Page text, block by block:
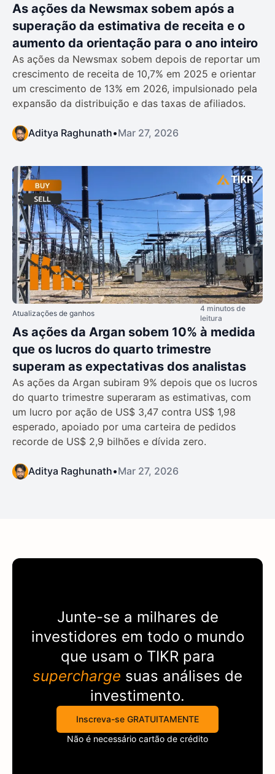
As ações da Newsmax sobem após a
superação da estimativa de receita e o
aumento da orientação para o ano inteiro
As ações da Newsmax sobem depois de reportar um
crescimento de receita de 10,7% em 2025 e orientar
um crescimento de 13% em 2026, impulsionado pela
expansão da distribuição e das taxas de afiliados.
Aditya Raghunath•Mar 27, 2026
Atualizações de ganhos
4 minutos de
leitura
As ações da Argan sobem 10% à medida
que os lucros do quarto trimestre
superam as expectativas dos analistas
As ações da Argan subiram 9% depois que os lucros
do quarto trimestre superaram as estimativas, com
um lucro por ação de US$ 3,47 contra US$ 1,98
esperado, apoiado por uma carteira de pedidos
recorde de US$ 2,9 bilhões e dívida zero.
Aditya Raghunath•Mar 27, 2026
Junte-se a milhares de
investidores em todo o mundo
que usam o TIKRpara
supercharge suas análises de
investimento.
Inscreva-se GRATUITAMENTE
Não é necessário cartão de crédito